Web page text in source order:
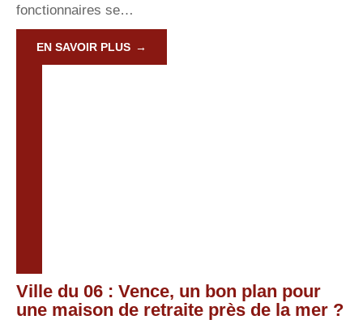
fonctionnaires se…
EN SAVOIR PLUS
Ville du 06 : Vence, un bon plan pour
une maison de retraite près de la mer ?